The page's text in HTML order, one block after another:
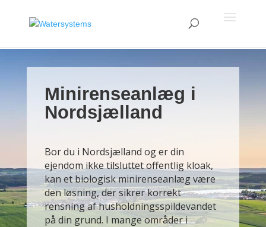
Minirenseanlæg i
Nordsjælland
Bor du i Nordsjælland og er din
ejendom ikke tilsluttet offentlig kloak,
kan et biologisk minirenseanlæg være
den løsning, der sikrer korrekt
rensning af husholdningsspildevandet
på din grund. I mange områder i